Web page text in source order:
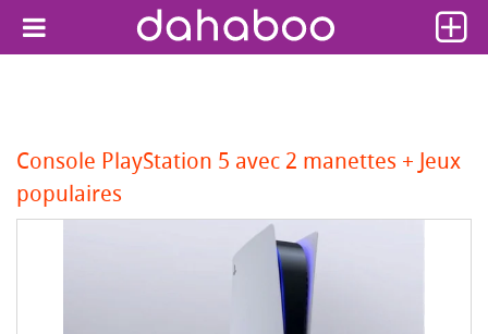
Console PlayStation 5 avec 2 manettes + Jeux
populaires